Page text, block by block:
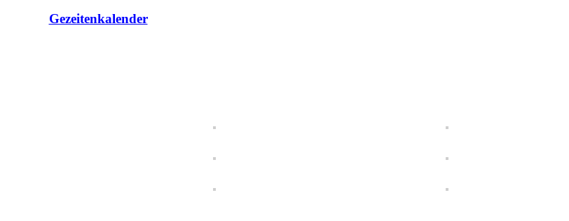
Gezeitenkalender